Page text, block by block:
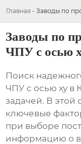
Главная - Заводы по
Заводы по
ЧПУ с осью
Поиск
ЧПУ с осью xy в
задачей. В этой
ключевые
при выборе
информацию о